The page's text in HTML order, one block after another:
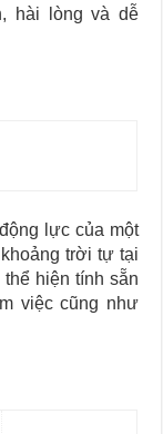
hài lòng và dễ
lực của một
trời tự tại
hiện tính sẵn
việc cũng như